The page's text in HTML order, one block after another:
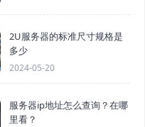
2U服务器的标准尺寸规格是
多少
2024-05-20
服务器ip地址怎么查询？在哪
里看？